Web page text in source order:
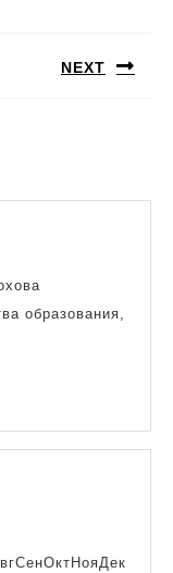
NEXT
образования,